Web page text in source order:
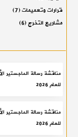
قرارات وتعميمات(7)
مشاريع التخرج(6)
مناقشة رسالة الماجستير
للعام 2026
مناقشة رسالة الماجستير
للعام 2026